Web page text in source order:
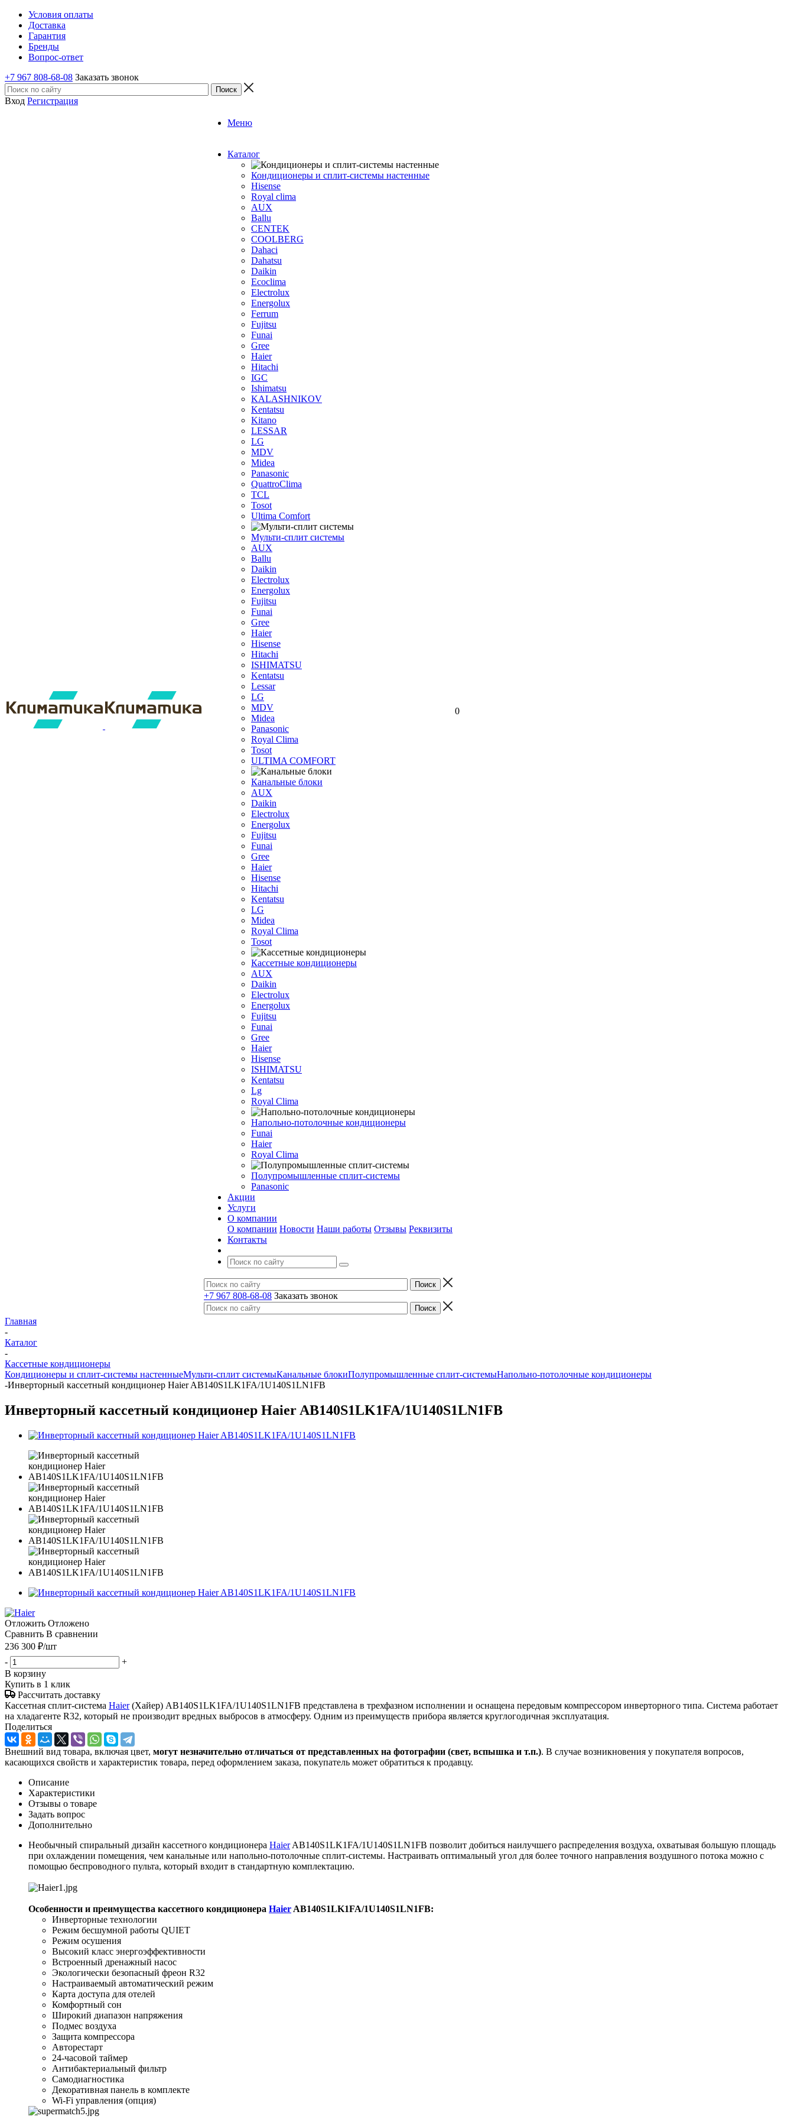
Условия оплаты
Доставка
Гарантия
Бренды
Вопрос-ответ
+7 967 808-68-08 Заказать звонок
Вход Регистрация
Меню
Каталог
Кондиционеры и сплит-системы настенные
Hisense
Royal clima
AUX
Ballu
CENTEK
COOLBERG
Dahaci
Dahatsu
Daikin
Ecoclima
Electrolux
Energolux
Ferrum
Fujitsu
Funai
Gree
Haier
Hitachi
IGC
Ishimatsu
KALASHNIKOV
Kentatsu
Kitano
LESSAR
LG
MDV
Midea
Panasonic
QuattroClima
TCL
Tosot
Ultima Comfort
Мульти-сплит системы
AUX
Ballu
Daikin
Electrolux
Energolux
Fujitsu
Funai
Gree
Haier
Hisense
Hitachi
ISHIMATSU
Kentatsu
Lessar
LG
MDV
Midea
Panasonic
Royal Clima
Tosot
ULTIMA COMFORT
Канальные блоки
AUX
Dаikin
Electrolux
Energolux
Fujitsu
Funai
Gree
Haier
Hisense
Hitachi
Kentatsu
LG
Midea
Royal Clima
Tosot
Кассетные кондиционеры
AUX
Daikin
Electrolux
Energolux
Fujitsu
Funai
Gree
Haier
Hisense
ISHIMATSU
Kentatsu
Lg
Royal Clima
Напольно-потолочные кондиционеры
Funai
Haier
Royal Clima
Полупромышленные сплит-системы
Panasonic
Акции
Услуги
О компании
О компании Новости Наши работы Отзывы Реквизиты
Контакты
+7 967 808-68-08 Заказать звонок
0
Главная
-
Каталог
-
Кассетные кондиционеры
Кондиционеры и сплит-системы настенныеМульти-сплит системыКанальные блокиПолупромышленные сплит-системыНапольно-потолочные кондиционеры
-Инверторный кассетный кондиционер Haier AB140S1LK1FA/1U140S1LN1FB
Инверторный кассетный кондиционер Haier AB140S1LK1FA/1U140S1LN1FB
Отложить Отложено
Сравнить В сравнении
236 300 ₽/шт
-
+
В корзину
Купить в 1 клик
Рассчитать доставку
Кассетная сплит-система Haier(Хайер) AB140S1LK1FA/1U140S1LN1FB представлена в трехфазном исполнении и оснащена передовым компрессором инверторного типа. Система работает
на хладагенте R32, который не производит вредных выбросов в атмосферу. Одним из преимуществ прибора является круглогодичная эксплуатация.
Поделиться
Внешний вид товара, включая цвет, могут незначительно отличаться от представленных на фотографии (свет, вспышка и т.п.). В случае возникновения у покупателя вопросов,
касающихся свойств и характеристик товара, перед оформлением заказа, покупатель может обратиться к продавцу.
Описание
Характеристики
Отзывы о товаре
Задать вопрос
Дополнительно
Необычный спиральный дизайн кассетного кондиционера HaierAB140S1LK1FA/1U140S1LN1FB позволит добиться наилучшего распределения воздуха, охватывая большую площадь
при охлаждении помещения, чем канальные или напольно-потолочные сплит-системы. Настраивать оптимальный угол для более точного направления воздушного потока можно с
помощью беспроводного пульта, который входит в стандартную комплектацию.
Особенности и преимущества кассетного кондиционера Haier AB140S1LK1FA/1U140S1LN1FB:
Инверторные технологии
Режим бесшумной работы QUIET
Режим осушения
Высокий класс энергоэффективности
Встроенный дренажный насос
Экологически безопасный фреон R32
Настраиваемый автоматический режим
Карта доступа для отелей
Комфортный сон
Широкий диапазон напряжения
Подмес воздуха
Защита компрессора
Авторестарт
24-часовой таймер
Антибактериальный фильтр
Самодиагностика
Декоративная панель в комплекте
Wi-Fi управления (опция)